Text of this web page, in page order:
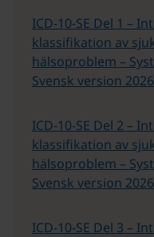
ICD-10-SE Del 1 –
klassifikation av
hälsoproblem –
Svensk version
ICD-10-SE Del 2 –
klassifikation av
hälsoproblem –
Svensk version
ICD-10-SE Del 3 –